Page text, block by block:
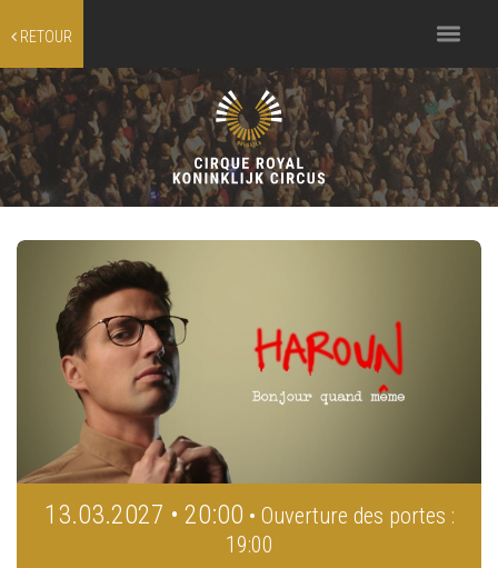
RETOUR
Toggle
navigation
13.03.2027 • 20:00 • Ouverture des portes :
19:00